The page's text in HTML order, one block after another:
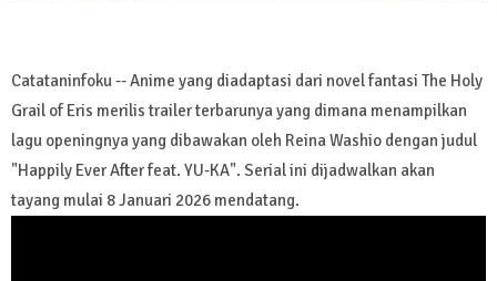
Catataninfoku -- Anime yang diadaptasi dari novel fantasi The Holy
Grail of Eris merilis trailer terbarunya yang dimana menampilkan
lagu openingnya yang dibawakan oleh Reina Washio dengan judul
"Happily Ever After feat. YU-KA". Serial ini dijadwalkan akan
tayang mulai 8 Januari 2026 mendatang.